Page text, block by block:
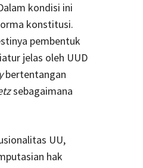
kondisi ini
konstitusi.
pembentuk
jelas oleh UUD
bertentangan
sebagaimana
UU,
hak